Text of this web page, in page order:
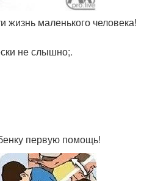
жизнь маленького человека!
не слышно;.
первую помощь!